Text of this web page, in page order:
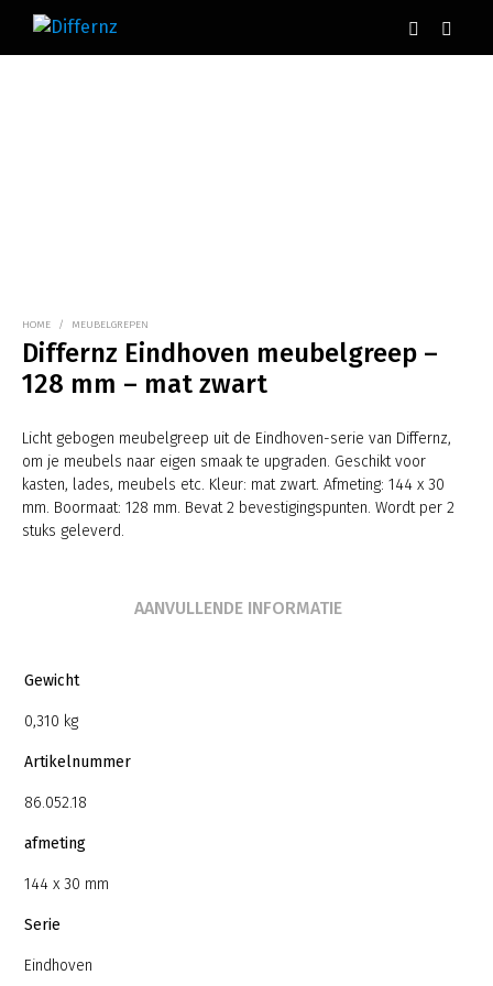
HOME / MEUBELGREPEN
Differnz Eindhoven meubelgreep –
128 mm – mat zwart
Licht gebogen meubelgreep uit de Eindhoven-serie van Differnz,
om je meubels naar eigen smaak te upgraden. Geschikt voor
kasten, lades, meubels etc. Kleur: mat zwart. Afmeting: 144 x 30
mm. Boormaat: 128 mm. Bevat 2 bevestigingspunten. Wordt per 2
stuks geleverd.
AANVULLENDE INFORMATIE
Gewicht
0,310 kg
Artikelnummer
86.052.18
afmeting
144 x 30 mm
Serie
Eindhoven